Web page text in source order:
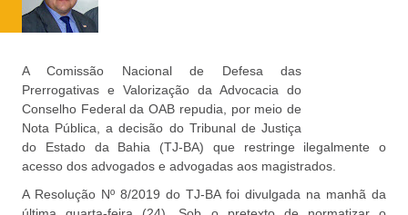
A Comissão Nacional de Defesa das
Prerrogativas e Valorização da Advocacia do
Conselho Federal da OAB repudia, por meio de
Nota Pública, a decisão do Tribunal de Justiça
do Estado da Bahia (TJ-BA) que restringe ilegalmente o
acesso dos advogados e advogadas aos magistrados.
A Resolução Nº 8/2019 do TJ-BA foi divulgada na manhã da